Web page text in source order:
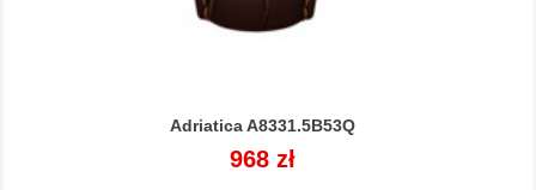
Adriatica A8331.5B53Q
Cena
968 zł